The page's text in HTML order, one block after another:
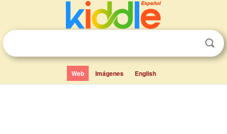
Web Imágenes English